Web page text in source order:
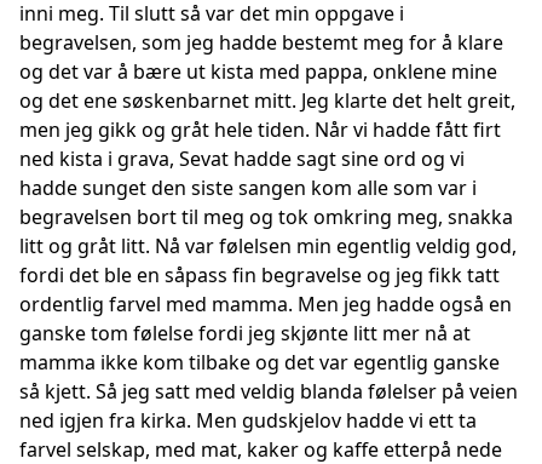
inni meg. Til slutt så var det min oppgave i
begravelsen, som jeg hadde bestemt meg for å klare
og det var å bære ut kista med pappa, onklene mine
og det ene søskenbarnet mitt. Jeg klarte det helt greit,
men jeg gikk og gråt hele tiden. Når vi hadde fått firt
ned kista i grava, Sevat hadde sagt sine ord og vi
hadde sunget den siste sangen kom alle som var i
begravelsen bort til meg og tok omkring meg, snakka
litt og gråt litt. Nå var følelsen min egentlig veldig god,
fordi det ble en såpass fin begravelse og jeg fikk tatt
ordentlig farvel med mamma. Men jeg hadde også en
ganske tom følelse fordi jeg skjønte litt mer nå at
mamma ikke kom tilbake og det var egentlig ganske
så kjett. Så jeg satt med veldig blanda følelser på veien
ned igjen fra kirka. Men gudskjelov hadde vi ett ta
farvel selskap, med mat, kaker og kaffe etterpå nede